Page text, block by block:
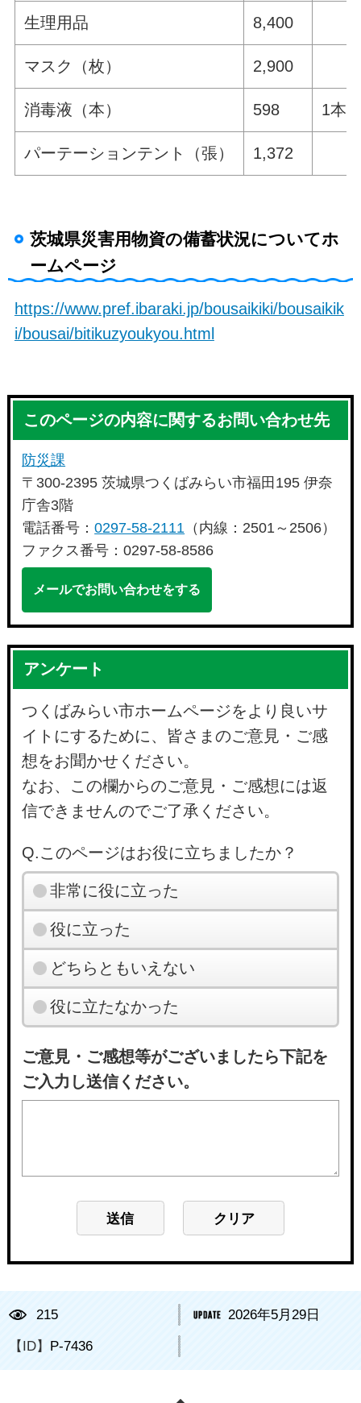
生理用品 8,400
マスク（枚） 2,900
消毒液（本） 598 1本
パーテーションテント（張） 1,372
茨城県災害用物資の備蓄状況についてホ
ームページ
https://www.pref.ibaraki.jp/bousaikiki/bousaikik
i/bousai/bitikuzyoukyou.html
このページの内容に関するお問い合わせ先
防災課
〒300-2395 茨城県つくばみらい市福田195 伊奈
庁舎3階
電話番号：0297-58-2111 （内線：2501～2506）
ファクス番号：0297-58-8586
メールでお問い合わせをする
アンケート
つくばみらい市ホームページをより良いサ
イトにするために、皆さまのご意見・ご感
想をお聞かせください。
なお、この欄からのご意見・ご感想には返
信できませんのでご了承ください。
Q.このページはお役に立ちましたか？
非常に役に立った
役に立った
どちらともいえない
役に立たなかった
ご意見・ご感想等がございましたら下記を
ご入力し送信ください。
215 2026年5月29日
【ID】 P-7436